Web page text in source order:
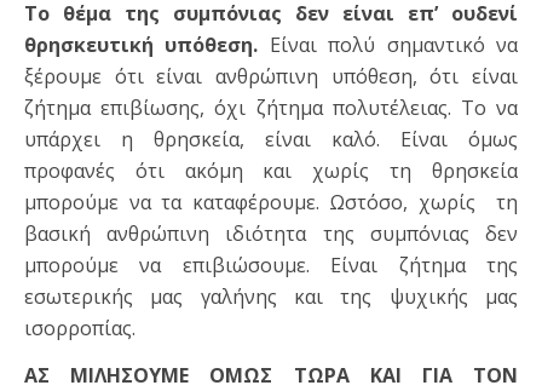
Το θέμα της συμπόνιας δεν είναι επ’ ουδενί
θρησκευτική υπόθεση. Είναι πολύ σημαντικό να
ξέρουμε ότι είναι ανθρώπινη υπόθεση, ότι είναι
ζήτημα επιβίωσης, όχι ζήτημα πολυτέλειας. Το να
υπάρχει η θρησκεία, είναι καλό. Είναι όμως
προφανές ότι ακόμη και χωρίς τη θρησκεία
μπορούμε να τα καταφέρουμε. Ωστόσο, χωρίς τη
βασική ανθρώπινη ιδιότητα της συμπόνιας δεν
μπορούμε να επιβιώσουμε. Είναι ζήτημα της
εσωτερικής μας γαλήνης και της ψυχικής μας
ισορροπίας.
ΑΣ ΜΙΛΗΣΟΥΜΕ ΟΜΩΣ ΤΩΡΑ ΚΑΙ ΓΙΑ ΤΟΝ